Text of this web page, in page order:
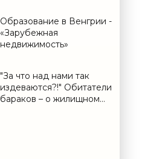
Образование в Венгрии -
«Зарубежная
недвижимость»
"За что над нами так
издеваются?!" Обитатели
бараков – о жилищном